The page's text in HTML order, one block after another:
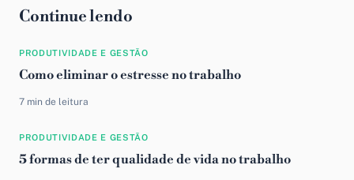
Continue lendo
PRODUTIVIDADE E GESTÃO
Como eliminar o estresse no trabalho
7 min de leitura
PRODUTIVIDADE E GESTÃO
5 formas de ter qualidade de vida no trabalho